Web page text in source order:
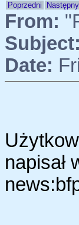
Poprzedni Następny
From:
Subject:
Date:
napisał